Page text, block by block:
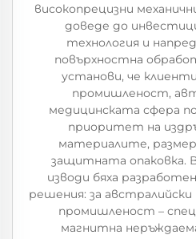
високопрецизни
доведе до
технология и
повърхностна
установи, че
промишленост,
медицинската сфера
приоритет на
материалите,
защитната опаковка.
изводи бяха
решения: за
промишленост –
магнитна